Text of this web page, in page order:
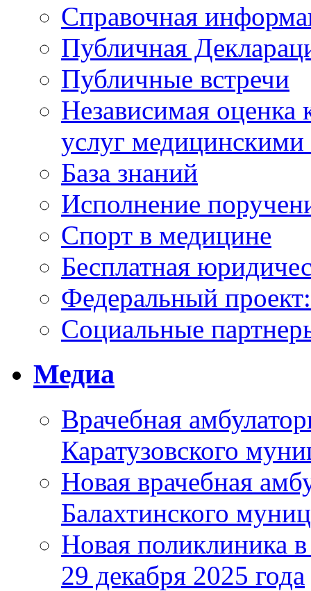
Справочная
Публичная
Публичные встречи
Независимая оценка
услуг
База знаний
Исполнение
Спорт в медицине
Бесплатная
Федеральный
Социальные
Медиа
Врачебная
Каратузовского
Новая врачебная
Балахтинского
Новая поликлиника
29 декабря 2025 года